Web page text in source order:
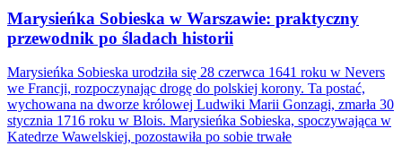
Marysieńka Sobieska w Warszawie: praktyczny
przewodnik po śladach historii
Marysieńka Sobieska urodziła się 28 czerwca 1641 roku w Nevers
we Francji, rozpoczynając drogę do polskiej korony. Ta postać,
wychowana na dworze królowej Ludwiki Marii Gonzagi, zmarła 30
stycznia 1716 roku w Blois. Marysieńka Sobieska, spoczywająca w
Katedrze Wawelskiej, pozostawiła po sobie trwałe